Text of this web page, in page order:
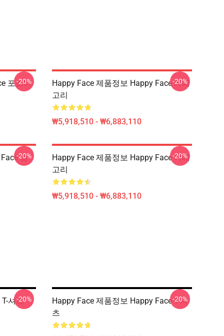
포스터
-20%
Happy Face 제품정보 Happy Face 카테
고리
₩5,918,510 - ₩6,883,110
-20%
땀
-20%
Happy Face 제품정보 Happy Face 카테
고리
₩5,918,510 - ₩6,883,110
-20%
셔츠-20%
Happy Face 제품정보 Happy Face T-셔
츠
-20%